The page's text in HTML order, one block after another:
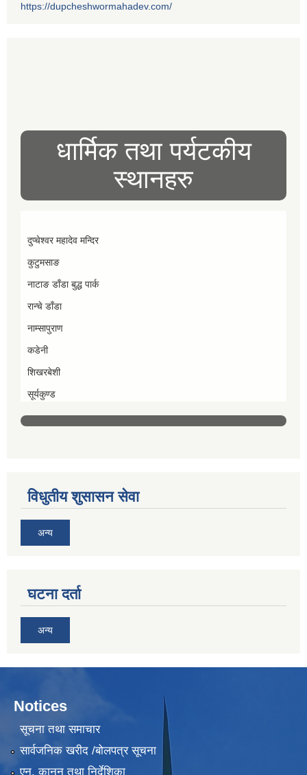
https://dupcheshwormahadev.com/
धार्मिक तथा पर्यटकीय
स्थानहरु
दुप्चेश्वर महादेव मन्दिर
कुटुमसाङ
नाटाङ डाँडा बुद्ध पार्क
रान्चे डाँडा
नाम्सापुराण
कडेनी
शिखरबेशी
सूर्यकुण्ड
विधुतीय शुसासन सेवा
अन्य
घटना दर्ता
अन्य
Notices
सूचना तथा समाचार
सार्वजनिक खरीद /बोलपत्र सूचना
एन, कानुन तथा निर्देशिका